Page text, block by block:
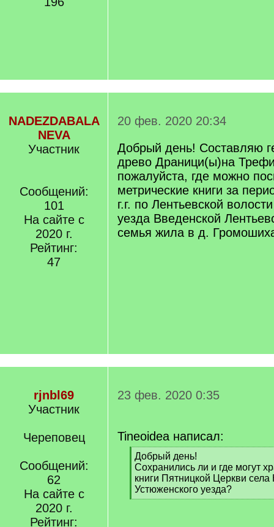
NADEZDABALA
NEVA
Участник
Сообщений:
101
На сайте с
2020 г.
Рейтинг:
47
20 фев. 2020 20:34
Добрый день! Составляю
древо Драници(ы)на
пожалуйста, где можно
метрические книги за
г.г. по Лентьевской
уезда Введенской
семья жила в д.
rjnbl69
Участник
Череповец
Сообщений:
62
На сайте с
2020 г.
Рейтинг:
23 фев. 2020 0:35
Tineoidea написал:
[
q
]
Добрый день!
Сохранились ли и где могут
книги Пятницкой Церкви
Устюженского уезда?
[